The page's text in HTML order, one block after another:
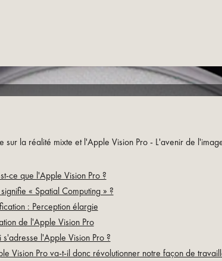
sur la réalité mixte et l'Apple Vision Pro - L'avenir de
ce que l'Apple Vision Pro ?
« Spatial Computing » ?
: Perception élargie
de l'Apple Vision Pro
s'adresse l'Apple Vision Pro ?
Vision Pro va-t-il donc révolutionner notre façon de